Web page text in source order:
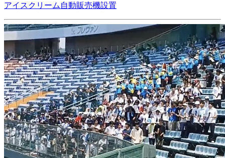
アイスクリーム自動販売機設置